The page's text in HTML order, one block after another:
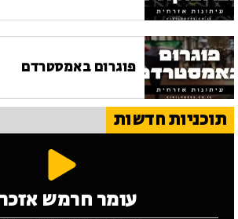
פוגרום באמסטרדם
תוכניות חדשות
עומר חרמש